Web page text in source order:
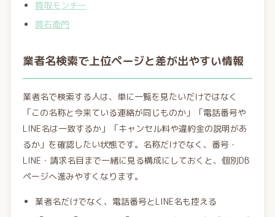
買取モンチー
買右衛門
業者名検索で上位ページと差が出やすい情報
業者名で検索する人は、単に一覧を見たいだけではなく
「この名称と今来ている連絡が同じものか」「電話番号や
LINE名は一致するか」「キャンセル料や違約金の説明があ
るか」を確認したい状態です。名称だけでなく、番号・
LINE・請求名目まで一緒に見る構成にしておくと、個別DB
ページへ進みやすくなります。
業者名だけでなく、電話番号とLINE名も控える